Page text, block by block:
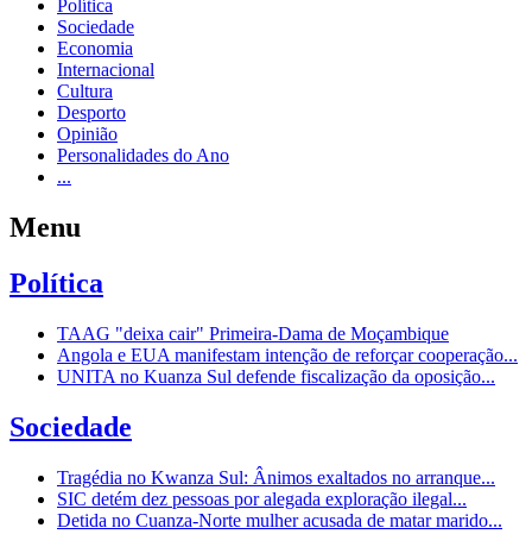
Política
Sociedade
Economia
Internacional
Cultura
Desporto
Opinião
Personalidades do Ano
...
Menu
Política
TAAG "deixa cair" Primeira-Dama de Moçambique
Angola e EUA manifestam intenção de reforçar cooperação...
UNITA no Kuanza Sul defende fiscalização da oposição...
Sociedade
Tragédia no Kwanza Sul: Ânimos exaltados no arranque...
SIC detém dez pessoas por alegada exploração ilegal...
Detida no Cuanza-Norte mulher acusada de matar marido...